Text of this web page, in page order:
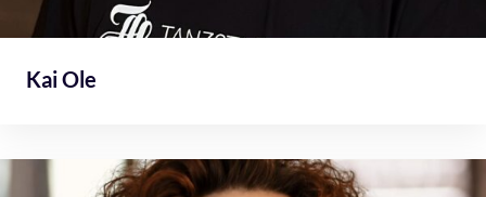
Kai Ole